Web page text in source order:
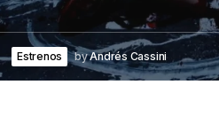
Estrenos byAndrés Cassini